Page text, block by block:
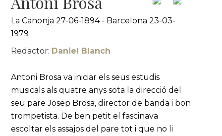
La Canonja 27-06-1894 - Barcelona 23-03-
1979
Redactor: Daniel Blanch
Antoni Brosa va iniciar els seus estudis
musicals als quatre anys sota la direcció del
seu pare Josep Brosa, director de banda i bon
trompetista. De ben petit el fascinava
escoltar els assajos del pare tot i que no li